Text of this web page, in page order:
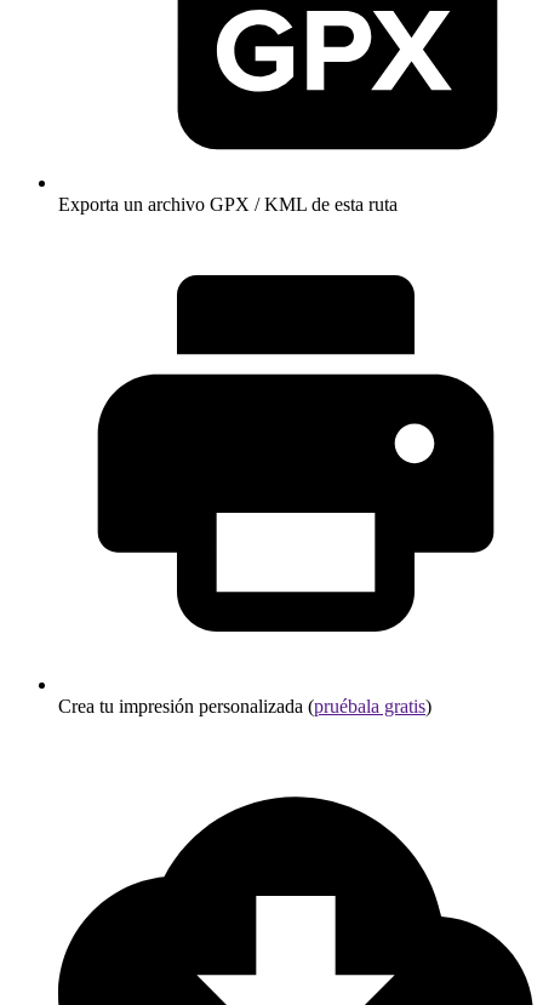
Exporta un archivo GPX / KML de esta ruta
Crea tu impresión personalizada (pruébala gratis)